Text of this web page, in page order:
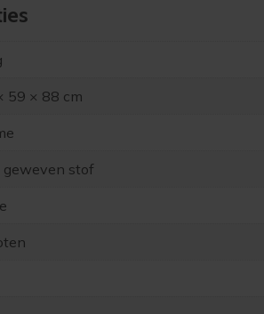
59 × 88 cm
geweven stof